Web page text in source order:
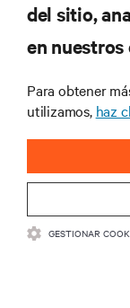
relacionada
permitido el
datos y
computación
forma flexible
del sitio,
en
Para obtener
utilizamos, haz
GESTIONAR